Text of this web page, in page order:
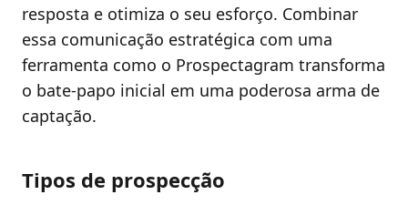
resposta e otimiza o seu esforço. Combinar
essa comunicação estratégica com uma
ferramenta como o Prospectagram transforma
o bate-papo inicial em uma poderosa arma de
captação.
Tipos de prospecção